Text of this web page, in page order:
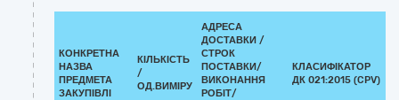
КОНКРЕТНА
НАЗВА
ПРЕДМЕТА
ЗАКУПІВЛІ
КІЛЬКІСТЬ
/
ОД.ВИМІРУ
АДРЕСА
ДОСТАВКИ /
СТРОК
ПОСТАВКИ/
ВИКОНАННЯ
РОБІТ/
КЛАСИФІКАТОР
ДК 021:2015 (CPV)